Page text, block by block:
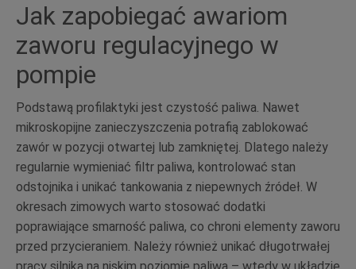
Jak zapobiegać awariom
zaworu regulacyjnego w
pompie
Podstawą profilaktyki jest czystość paliwa. Nawet
mikroskopijne zanieczyszczenia potrafią zablokować
zawór w pozycji otwartej lub zamkniętej. Dlatego należy
regularnie wymieniać filtr paliwa, kontrolować stan
odstojnika i unikać tankowania z niepewnych źródeł. W
okresach zimowych warto stosować dodatki
poprawiające smarność paliwa, co chroni elementy zaworu
przed przycieraniem. Należy również unikać długotrwałej